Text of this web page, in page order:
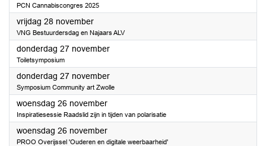
PCN Cannabiscongres 2025
vrijdag 28 november2025
VNG Bestuurdersdag en Najaars ALV
donderdag 27 november2025
Toiletsymposium
donderdag 27 november2025
Symposium Community art Zwolle
woensdag 26 november2025
Inspiratiesessie Raadslid zijn in tijden van polarisatie
woensdag 26 november2025
PROO Overijssel 'Ouderen en digitale weerbaarheid'